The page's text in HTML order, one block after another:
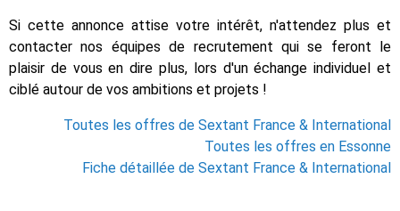
Si cette annonce attise votre intérêt, n'attendez plus et
contacter nos équipes de recrutement qui se feront le
plaisir de vous en dire plus, lors d'un échange individuel et
ciblé autour de vos ambitions et projets !
Toutes les offres de Sextant France & International
Toutes les offres en Essonne
Fiche détaillée de Sextant France & International